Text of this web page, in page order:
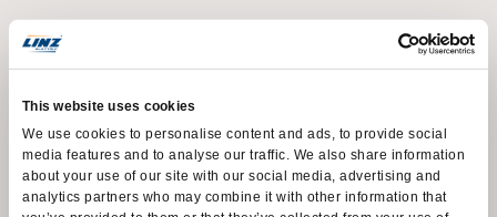
This website uses cookies
We use cookies to personalise content and ads, to provide social
media features and to analyse our traffic. We also share information
about your use of our site with our social media, advertising and
analytics partners who may combine it with other information that
Informazioni non contenute in questa policy
momento al Titolare del Trattamento utilizzando gli
estremi di contatto.
Risposta alle richieste „Do Not Track”
Questa Applicazione non supporta le richieste “Do Not
Track”.
Per scoprire se gli eventuali servizi di terze parti